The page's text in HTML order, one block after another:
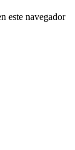
este navegador